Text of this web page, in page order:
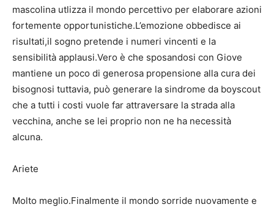
mascolina utlizza il mondo percettivo per elaborare azioni
fortemente opportunistiche.L’emozione obbedisce ai
risultati,il sogno pretende i numeri vincenti e la
sensibilità applausi.Vero è che sposandosi con Giove
mantiene un poco di generosa propensione alla cura dei
bisognosi tuttavia, può generare la sindrome da boyscout
che a tutti i costi vuole far attraversare la strada alla
vecchina, anche se lei proprio non ne ha necessità
alcuna.
Ariete
Molto meglio.Finalmente il mondo sorride nuovamente e